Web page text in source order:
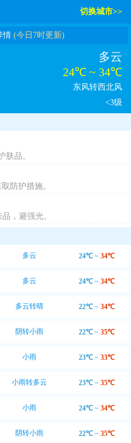
切换城市>>
情(今日7时更新)
多云
24℃ ~ 34℃
东风转西北风
<3级
肤品。
防护措施。
，避强光。
多云 24℃ ~ 34℃
多云 24℃ ~ 34℃
多云转晴 22℃ ~ 34℃
阴转小雨 22℃ ~ 35℃
小雨 23℃ ~ 33℃
小雨转多云 23℃ ~ 35℃
小雨 24℃ ~ 34℃
阴转小雨 22℃ ~ 35℃